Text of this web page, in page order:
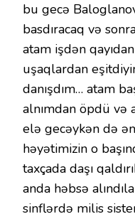
bu gecə
basdıracaq və
atam işdən
uşaqlardan
danışdım… atam
alnımdan öpdü və
elə gecəykən də
həyətimizin o
taxçada daşı
anda həbsə
sinflərdə milis